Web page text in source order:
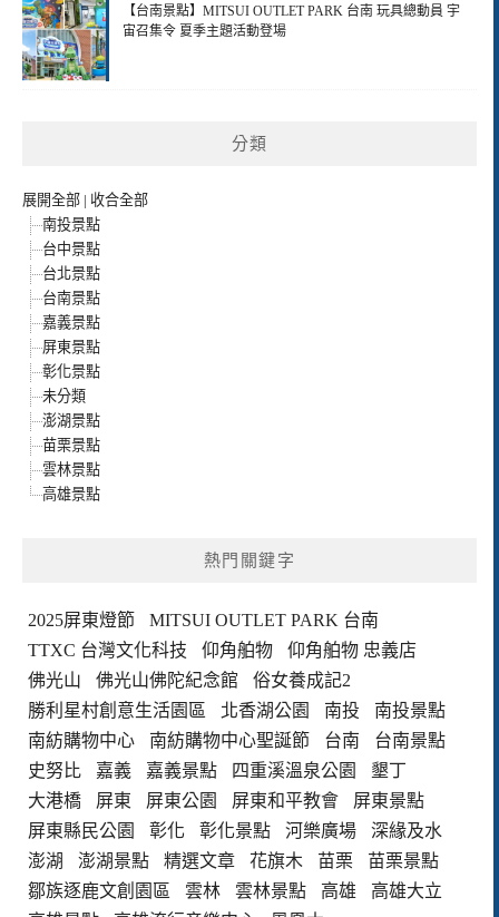
【台南景點】MITSUI OUTLET PARK 台南 玩具總動員 宇
宙召集令 夏季主題活動登場
分類
展開全部 | 收合全部
南投景點
台中景點
台北景點
台南景點
嘉義景點
屏東景點
彰化景點
未分類
澎湖景點
苗栗景點
雲林景點
高雄景點
熱門關鍵字
2025屏東燈節
MITSUI OUTLET PARK 台南
TTXC 台灣文化科技
仰角舶物
仰角舶物 忠義店
佛光山
佛光山佛陀紀念館
俗女養成記2
勝利星村創意生活園區
北香湖公園 南投
南投景點
南紡購物中心
南紡購物中心聖誕節 台南
台南景點
史努比
嘉義 嘉義景點 四重溪溫泉公園
墾丁
大港橋
屏東 屏東公園 屏東和平教會
屏東景點
屏東縣民公園
彰化 彰化景點 河樂廣場
深緣及水
澎湖
澎湖景點 精選文章 花旗木 苗栗
苗栗景點
鄒族逐鹿文創園區
雲林 雲林景點 高雄
高雄大立